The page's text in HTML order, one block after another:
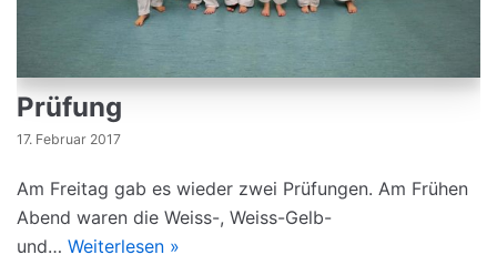
Prüfung
17. Februar 2017
Am Freitag gab es wieder zwei Prüfungen. Am Frühen
Abend waren die Weiss-, Weiss-Gelb-
und… Weiterlesen »